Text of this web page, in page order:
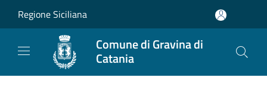
Regione Siciliana
Comune di Gravina di
Catania